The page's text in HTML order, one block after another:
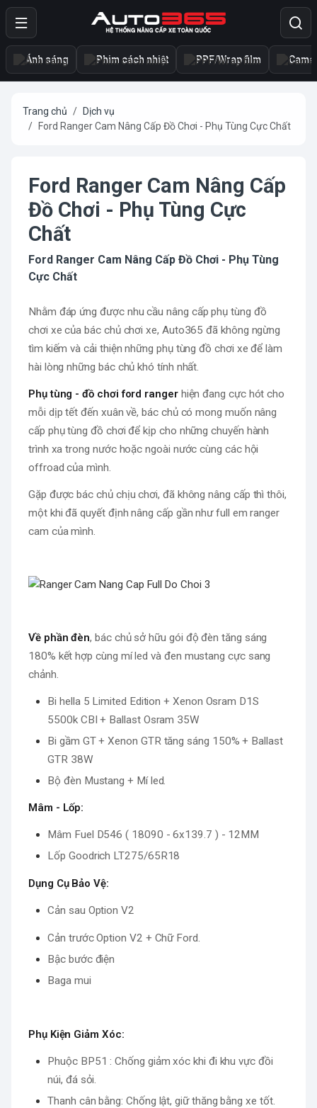
Ánh sáng Phim cách nhiệt PPF/Wrap film
Trang chủ
Dịch vụ
Ford Ranger Cam Nâng Cấp Đồ Chơi - Phụ Tùng Cực Chất
Ford Ranger Cam Nâng Cấp
Đồ Chơi - Phụ Tùng Cực
Chất
Ford Ranger Cam Nâng Cấp Đồ Chơi - Phụ Tùng
Cực Chất
Nhằm đáp ứng được nhu cầu nâng cấp phụ tùng đồ
chơi xe của bác chủ chơi xe, Auto365 đã không ngừng
tìm kiếm và cải thiện những phụ tùng đồ chơi xe để làm
hài lòng những bác chủ khó tính nhất.
Phụ tùng - đồ chơi ford rangerhiện đang cực hót cho
mỗi dịp tết đến xuân về, bác chủ có mong muốn nâng
cấp phụ tùng đồ chơi để kịp cho những chuyến hành
trình xa trong nước hoặc ngoài nước cùng các hội
offroad của mình.
Gặp được bác chủ chịu chơi, đã không nâng cấp thì thôi,
một khi đã quyết định nâng cấp gần như full em ranger
cam của mình.
Về phần đèn, bác chủ sở hữu gói độ đèn tăng sáng
180% kết hợp cùng mí led và đen mustang cực sang
chảnh.
Bi hella 5 Limited Edition + Xenon Osram D1S
5500k CBI + Ballast Osram 35W
Bi gầm GT + Xenon GTR tăng sáng 150% + Ballast
GTR 38W
Bộ đèn Mustang + Mí led.
Mâm - Lốp:
Mâm Fuel D546 ( 18090 - 6x139.7 ) - 12MM
Lốp Goodrich LT275/65R18
Dụng Cụ Bảo Vệ:
Cản sau Option V2
Cản trước Option V2 + Chữ Ford.
Bậc bước điện
Baga mui
Phụ Kiện Giảm Xóc:
Phuộc BP51 : Chống giảm xóc khi đi khu vực đồi
núi, đá sỏi.
Thanh cân bằng: Chống lật, giữ thăng bằng xe tốt.